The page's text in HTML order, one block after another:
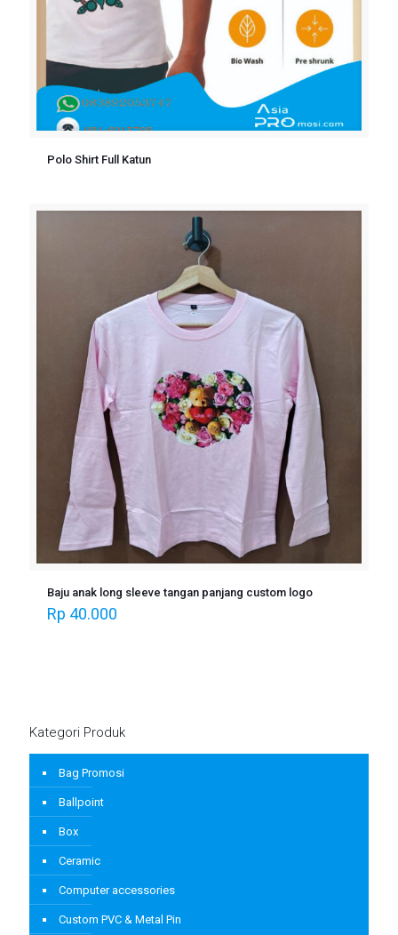
Polo Shirt Full Katun
Baju anak long sleeve tangan panjang custom logo
Rp 40.000
Kategori Produk
Bag Promosi
Ballpoint
Box
Ceramic
Computer accessories
Custom PVC & Metal Pin